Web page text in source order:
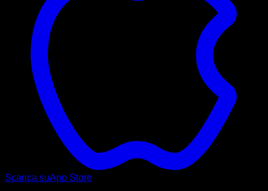
Scarica suApp Store